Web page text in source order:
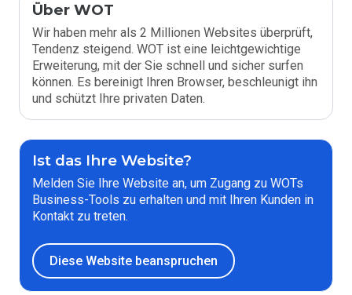
Über WOT
Wir haben mehr als 2 Millionen Websites überprüft,
Tendenz steigend. WOT ist eine leichtgewichtige
Erweiterung, mit der Sie schnell und sicher surfen
können. Es bereinigt Ihren Browser, beschleunigt ihn
und schützt Ihre privaten Daten.
Ist das Ihre Website?
Melden Sie Ihre Website an, um Zugang zu WOTs
Business-Tools zu erhalten und mit Ihren Kunden in
Kontakt zu treten.
Diese Website beanspruchen